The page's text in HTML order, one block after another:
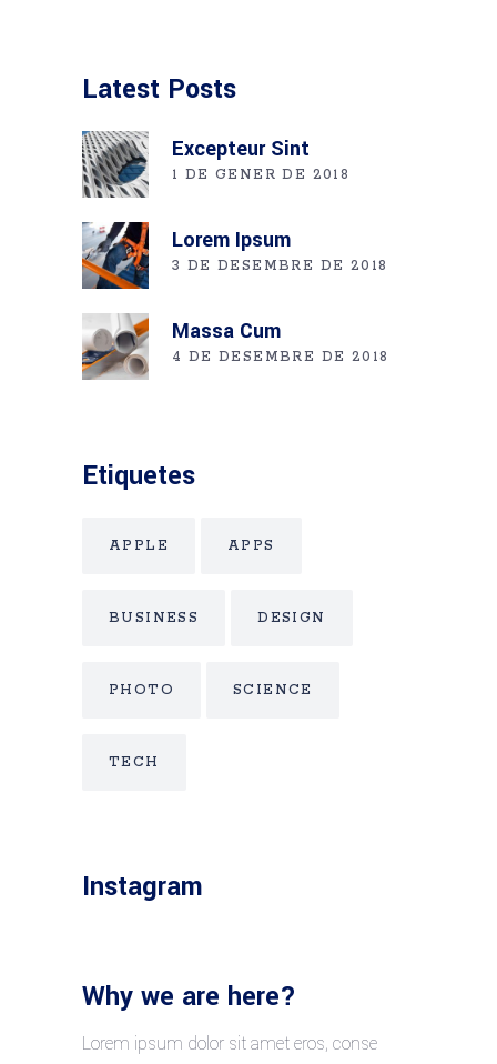
Latest Posts
Excepteur Sint
1 DE GENER DE 2018
Lorem Ipsum
3 DE DESEMBRE DE 2018
Massa Cum
4 DE DESEMBRE DE 2018
Etiquetes
APPLE APPS
BUSINESS DESIGN
PHOTO SCIENCE
TECH
Instagram
Why we are here?
Lorem ipsum dolor sit amet eros, conse